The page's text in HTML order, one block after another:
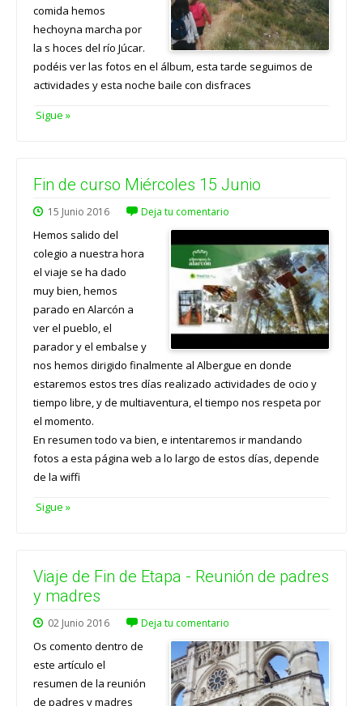
comida hemos
hechoyna marcha por
la s hoces del río Júcar.
podéis ver las fotos en el álbum, esta tarde seguimos de
actividades y esta noche baile con disfraces
Sigue »
Fin de curso Miércoles 15 Junio
15 Junio 2016 Deja tu comentario
Hemos salido del
colegio a nuestra hora
el viaje se ha dado
muy bien, hemos
parado en Alarcón a
ver el pueblo, el
parador y el embalse y
nos hemos dirigido finalmente al Albergue en donde
estaremos estos tres días realizado actividades de ocio y
tiempo libre, y de multiaventura, el tiempo nos respeta por
el momento.
En resumen todo va bien, e intentaremos ir mandando
fotos a esta página web a lo largo de estos días, depende
de la wiffi
Sigue »
Viaje de Fin de Etapa - Reunión de padres
y madres
02 Junio 2016 Deja tu comentario
Os comento dentro de
este artículo el
resumen de la reunión
de padres y madres